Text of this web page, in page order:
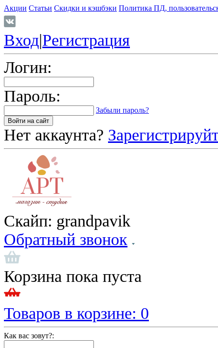
Акции Статьи Скидки и кэшбэки Политика ПД,
Вход|Регистрация
Логин:
Пароль:
Забыли пароль?
Нет аккаунта?
Скайп: grandpavik
Обратный звонок
Корзина пока пуста
Товаров в корзине: 0
Как вас зовут?: